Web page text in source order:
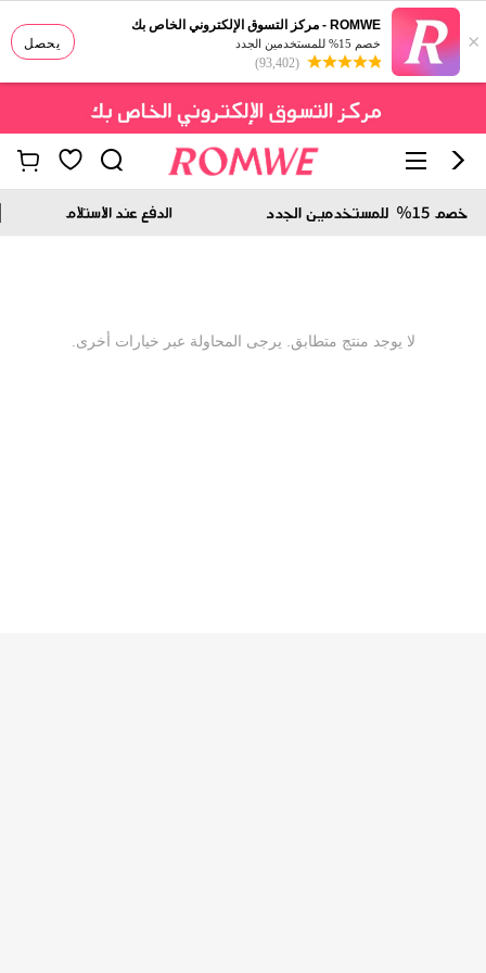
يحصل ×
ROMWE - مركز التسوق الإلكتروني الخاص بك
خصم 15% للمستخدمين الجدد
(93,402)
لا يوجد منتج متطابق. يرجى المحاولة عبر خيارات أخرى.